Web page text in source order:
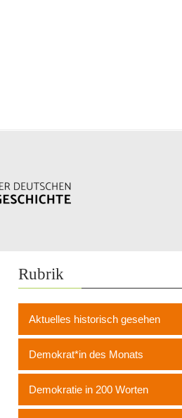
Rubrik
Aktuelles historisch gesehen
Demokrat*in des Monats
Demokratie in 200 Worten